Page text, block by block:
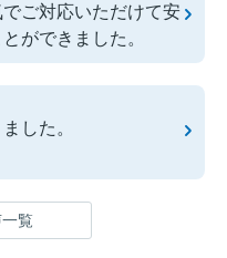
ご対応いただけて安
ができました。
した。
覧